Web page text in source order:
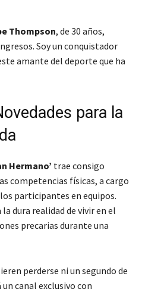
Thompson, de 30 años,
Soy un conquistador
amante del deporte que ha
para la
Hermano’ trae consigo
competencias físicas, a cargo
participantes en equipos.
dura realidad de vivir en el
precarias durante una
perderse ni un segundo de
canal exclusivo con